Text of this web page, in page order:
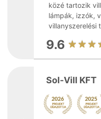
közé tartozik
lámpák, izzók,
villanyszerelési
9.6
Sol-Vill KFT